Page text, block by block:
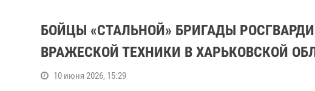
БОЙЦЫ «СТАЛЬНОЙ» БРИГАДЫ
ВРАЖЕСКОЙ ТЕХНИКИ В ХАРЬКОВСКОЙ
10 июня 2026, 15:29